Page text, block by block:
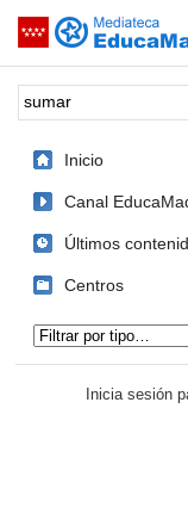
Saltar navegación
Palabra o frase:
Inicio
Canal
Últimos
Centros
Inicia sesión